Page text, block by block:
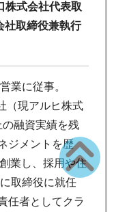
株式会社代表取
社取締役兼執行
業に従事。
（現アルヒ株式
融資実績を残
ジメントを歴
業し、採用や住
取締役に就任
任者としてクラ